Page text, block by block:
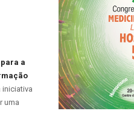
a
iniciativa
uma